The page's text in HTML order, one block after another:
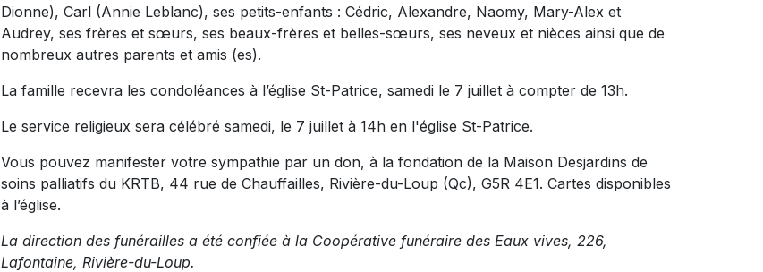
Dionne), Carl (Annie Leblanc), ses petits-enfants : Cédric, Alexandre, Naomy, Mary-Alex et
Audrey, ses frères et sœurs, ses beaux-frères et belles-sœurs, ses neveux et nièces ainsi que de
nombreux autres parents et amis (es).
La famille recevra les condoléances à l’église St-Patrice, samedi le 7 juillet à compter de 13h.
Le service religieux sera célébré samedi, le 7 juillet à 14h en l'église St-Patrice.
Vous pouvez manifester votre sympathie par un don, à la fondation de la Maison Desjardins de
soins palliatifs du KRTB, 44 rue de Chauffailles, Rivière-du-Loup (Qc), G5R 4E1. Cartes disponibles
à l’église.
La direction des funérailles a été confiée à la Coopérative funéraire des Eaux vives, 226,
Lafontaine, Rivière-du-Loup.